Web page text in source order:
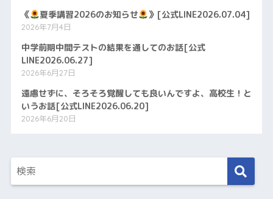
《 夏季講習2026のお知らせ 》[公式LINE2026.07.04]
2026年7月4日
中学前期中間テストの結果を通してのお話[公式
LINE2026.06.27]
2026年6月27日
遠慮せずに、そろそろ覚醒しても良いんですよ、高校生！と
いうお話[公式LINE2026.06.20]
2026年6月20日